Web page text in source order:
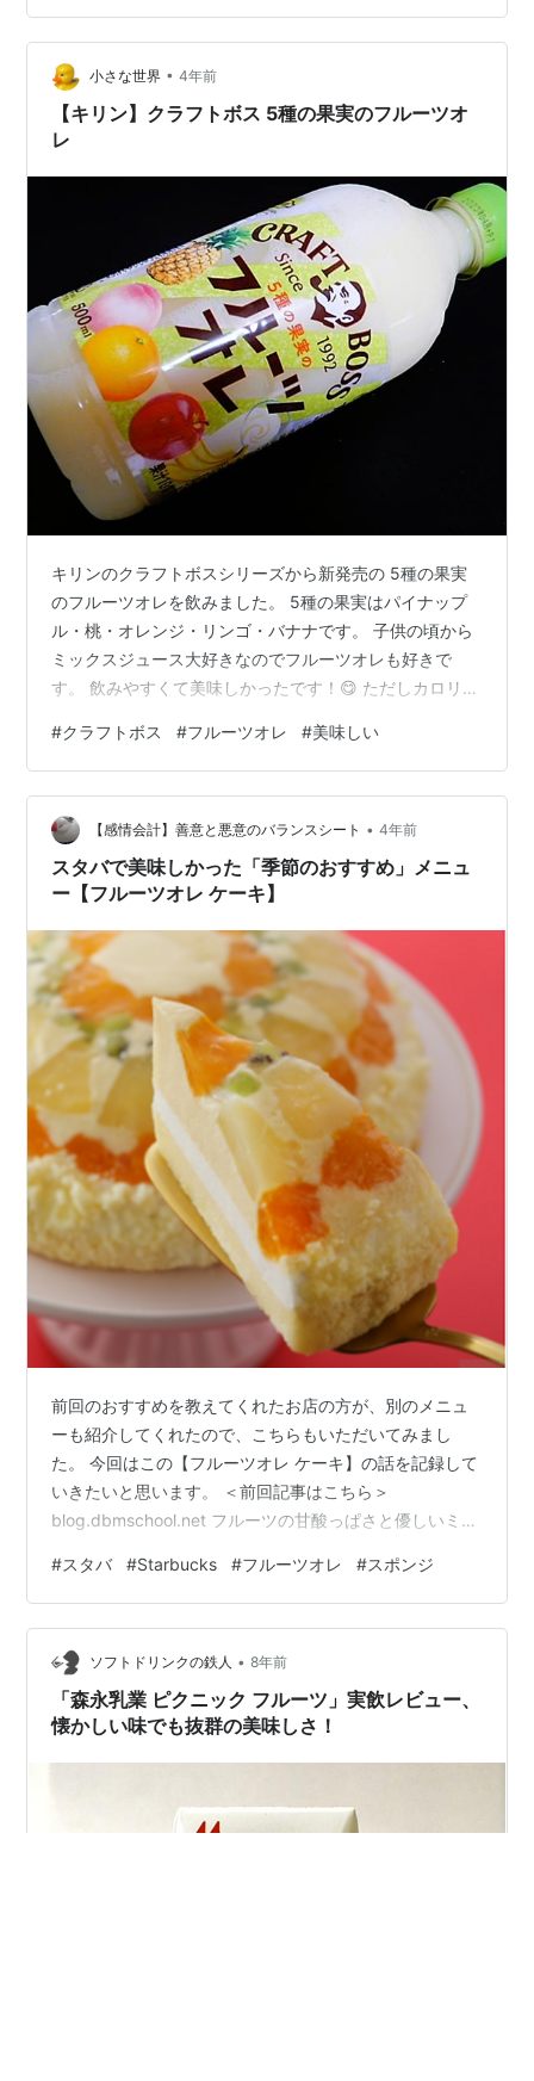
小さな世界 • 4年前
【キリン】クラフトボス 5種の果実のフルーツオ
レ
キリンのクラフトボスシリーズから新発売の 5種の果実
のフルーツオレを飲みました。 5種の果実はパイナップ
ル・桃・オレンジ・リンゴ・バナナです。 子供の頃から
ミックスジュース大好きなのでフルーツオレも好きで
す。 飲みやすくて美味しかったです！😋 ただしカロリー
イエット中は飲んではいけないと思うけど飲んでしまう
ダメ人間です。 余談ですがやはり夫は感染していまし
た。😿 発症から11日待機なので夫は8月9日迄自宅療養。
オミクロンは感染力が尋常じゃないほど強く 狭い家の中
で家庭内感染を防ぐのは難しいので宿泊療養希望なんだ
けど 宿泊施設も…
#クラフトボス #フルーツオレ #美味しい
【感情会計】善意と悪意のバランスシート • 4年前
スタバで美味しかった「季節のおすすめ」メニュ
ー【フルーツオレ ケーキ】
前回のおすすめを教えてくれたお店の方が、別のメニュ
ーも紹介してくれたので、こちらもいただいてみまし
た。 今回はこの【フルーツオレ ケーキ】の話を記録して
いきたいと思います。 ＜前回記事はこちら＞
blog.dbmschool.net フルーツの甘酸っぱさと優しいミル
一致する三層構造 最上層 中層 最下層 スポンジが一番気
を惹かれた フルーツの甘酸っぱさと優しいミルク感が味
わえるフルーツオレのケーキ 目次（⇧⇧⇧）に使ったフ
レーズは、私の考えた文面ではありません。 該当のペー
ジに書かれていたスターバックスのオリジナルキャッチ
コピーを流用させてい…
#スタバ #Starbucks #フルーツオレ #スポンジ
ソフトドリンクの鉄人 • 8年前
「森永乳業 ピクニック フルーツ」実飲レビュー、
懐かしい味でも抜群の美味しさ！